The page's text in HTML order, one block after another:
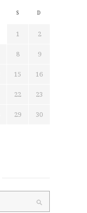
S D
1 2
8 9
15 16
22 23
29 30